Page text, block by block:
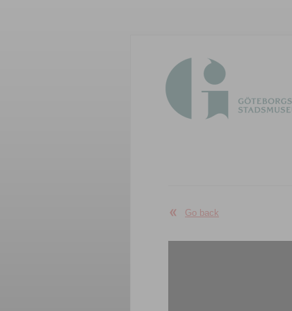
Go back